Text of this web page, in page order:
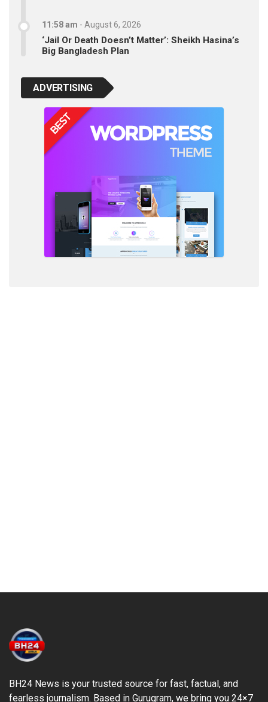
11:58 am - August 6, 2026
‘Jail Or Death Doesn’t Matter’: Sheikh Hasina’s
Big Bangladesh Plan
ADVERTISING
BH24 News is your trusted source for fast, factual, and
fearless journalism. Based in Gurugram, we bring you 24×7